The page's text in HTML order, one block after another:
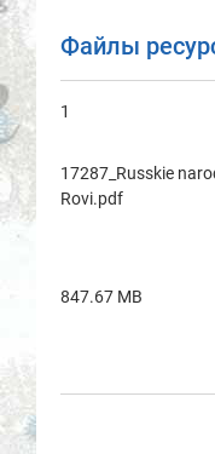
Файлы
1
17287_Russkie
Rovi.pdf
847.67 MB